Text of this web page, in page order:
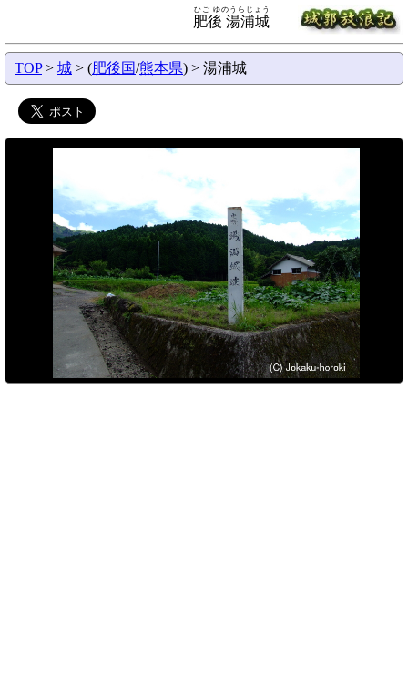
肥後 湯浦城
ひご ゆのうらじょう
TOP> 城 > (肥後国/熊本県) > 湯浦城